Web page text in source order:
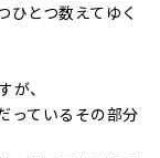
ひとつ数えてゆく
が、
っているその部分